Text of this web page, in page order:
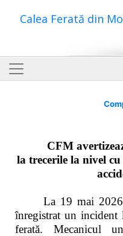
Calea Ferată din
CFM
la trecerile la nivel
La 19 mai
înregistrat un incident
ferată. Mecanicul